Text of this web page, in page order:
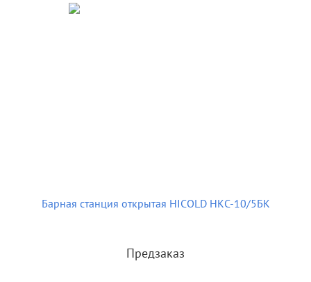
Барная станция открытая HICOLD НКС-10/5БК
Предзаказ